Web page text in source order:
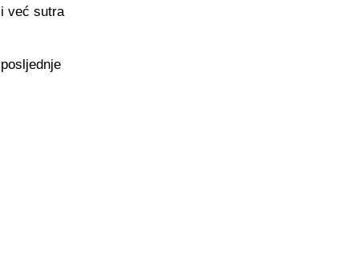
već sutra